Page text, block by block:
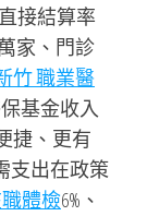
接結算率
家、門診
竹 職業醫
基金收入
捷、更有
支出在政策
體檢6%、